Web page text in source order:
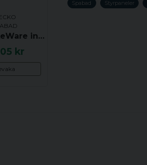
Gecko AeWare in.touch 2, WiFi modul
kr
Spabad Styrpaneler